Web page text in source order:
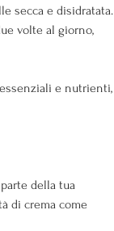
secca e disidratata.
volte al giorno,
e nutrienti,
della tua
di crema come